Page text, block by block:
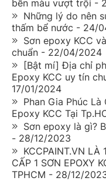
bền màu vượt trội -
Những lý do nên
thấm bể nước - 24/
Sơn epoxy KCC
chuẩn - 22/04/2024
[Bật mí] Địa chỉ
Epoxy KCC uy tín
17/01/2024
Phan Gia Phúc
Epoxy KCC Tại
Sơn epoxy là gì?
- 28/12/2023
KCCPAINT.VN LÀ
CẤP 1 SƠN EPOXY
TPHCM - 28/12/